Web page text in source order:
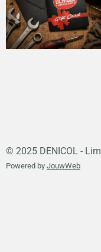
© 2025 DENICOL -
Powered by JouwWeb